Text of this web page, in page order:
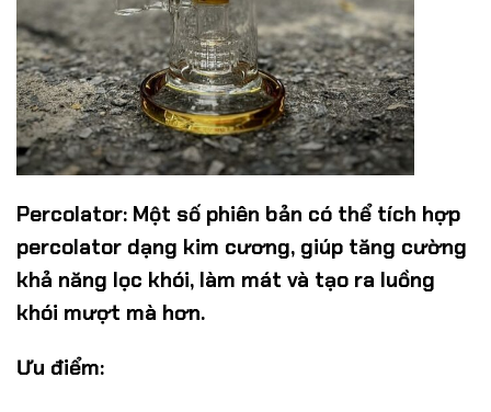
Percolator: Một số phiên bản có thể tích hợp
percolator dạng kim cương, giúp tăng cường
khả năng lọc khói, làm mát và tạo ra luồng
khói mượt mà hơn.
Ưu điểm: